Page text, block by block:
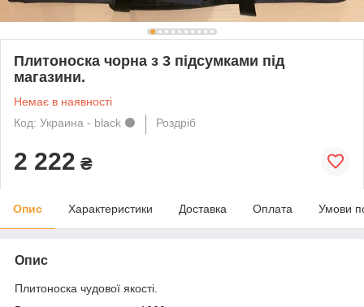
Плитоноска чорна з 3 підсумками під
магазини.
Немає в наявності
Код: Украина - black ⚫
Роздріб
2 222 ₴
Опис Характеристики Доставка Оплата Умови
Опис
Плитоноска чудової якості.